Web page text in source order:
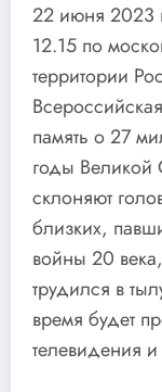
22 июня 2023
12.15 по
территории
память о 27
годы Великой
склоняют
близких,
войны 20
трудился в
время будет
телевидения